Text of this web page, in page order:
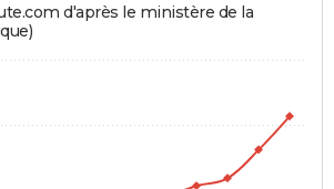
d'après le ministère de la